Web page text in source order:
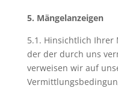
5. Mängelanzeigen
5.1. Hinsichtlich Ihrer
der der durch uns
verweisen wir auf